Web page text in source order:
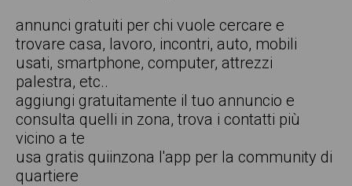
annunci gratuiti per chi vuole cercare e
trovare casa, lavoro, incontri, auto, mobili
usati, smartphone, computer, attrezzi
palestra, etc..
aggiungi gratuitamente il tuo annuncio e
consulta quelli in zona, trova i contatti più
vicino a te
usa gratis quiinzona l'app per la community di
quartiere